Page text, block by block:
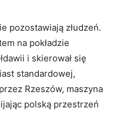
pozostawiają złudzeń.
na pokładzie
i skierował się
standardowej,
Rzeszów, maszyna
polską przestrzeń